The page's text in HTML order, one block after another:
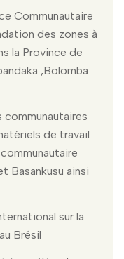
Communautaire
des zones à
la Province de
,Bolomba
communautaires
de travail
Basankusu ainsi
sur la
Brésil